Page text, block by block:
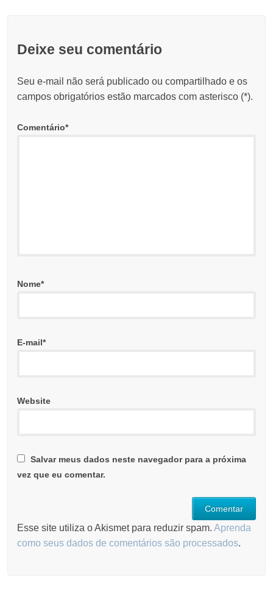
Deixe seu comentário
Seu e-mail não será publicado ou compartilhado e os
campos obrigatórios estão marcados com asterisco (*).
Comentário*
Nome*
E-mail*
Website
Salvar meus dados neste navegador para a próxima
vez que eu comentar.
Esse site utiliza o Akismet para reduzir spam.Aprenda
como seus dados de comentários são processados.